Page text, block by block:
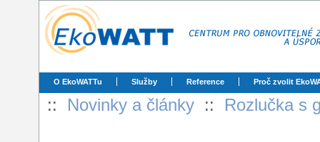
O EkoWATTu Služby Reference Proč zvolit
:: Novinky a články :: Rozlučka s